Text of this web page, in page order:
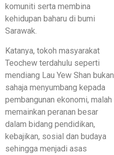
komuniti serta membina
kehidupan baharu di bumi
Sarawak.
Katanya, tokoh masyarakat
Teochew terdahulu seperti
mendiang Lau Yew Shan bukan
sahaja menyumbang kepada
pembangunan ekonomi, malah
memainkan peranan besar
dalam bidang pendidikan,
kebajikan, sosial dan budaya
sehingga menjadi asas